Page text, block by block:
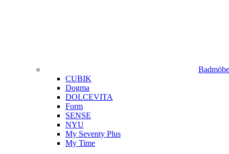
CUBIK
Dogma
DOLCEVITA
Form
SENSE
NYU
My Seventy Plus
My Time